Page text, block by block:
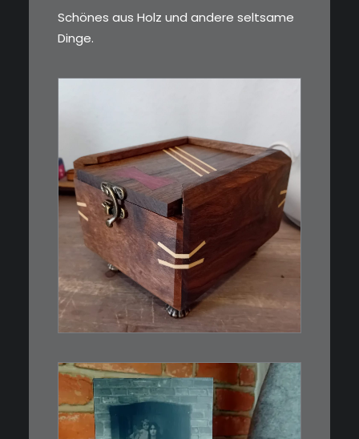
Schönes aus Holz und andere seltsame
Dinge.
€39,00
Eine kleine, simple Schatulle
aus Nussbaum…